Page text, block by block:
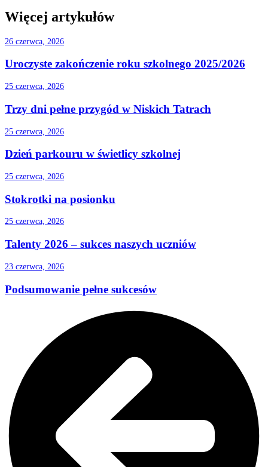
Więcej artykułów
26 czerwca, 2026
Uroczyste zakończenie roku szkolnego 2025/2026
25 czerwca, 2026
Trzy dni pełne przygód w Niskich Tatrach
25 czerwca, 2026
Dzień parkouru w świetlicy szkolnej
25 czerwca, 2026
Stokrotki na posionku
25 czerwca, 2026
Talenty 2026 – sukces naszych uczniów
23 czerwca, 2026
Podsumowanie pełne sukcesów